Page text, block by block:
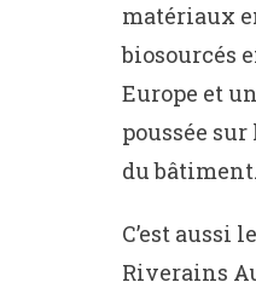
matériaux
biosourcés
Europe et
poussée
du bâtiment.
C’est aussi
Riverains